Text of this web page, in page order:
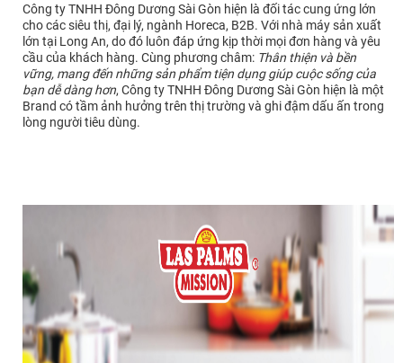
Công ty TNHH Đông Dương Sài Gòn hiện là đối tác cung ứng lớn
cho các siêu thị, đại lý, ngành Horeca, B2B. Với nhà máy sản xuất
lớn tại Long An, do đó luôn đáp ứng kịp thời mọi đơn hàng và yêu
cầu của khách hàng. Cùng phương châm: Thân thiện và bền
vững, mang đến những sản phẩm tiện dụng giúp cuộc sống của
bạn dễ dàng hơn, Công ty TNHH Đông Dương Sài Gòn hiện là một
Brand có tầm ảnh hưởng trên thị trường và ghi đậm dấu ấn trong
lòng người tiêu dùng.